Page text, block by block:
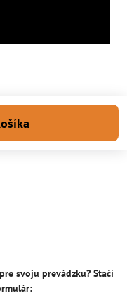
svoju prevádzku? Stačí